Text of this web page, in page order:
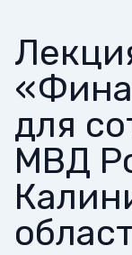
для
МВД